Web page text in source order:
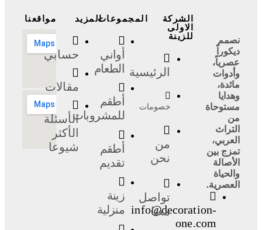
نصمم
ديكوراً
عصرياً،
وأدوات
مائدة،
وهدايا
مستوحاة
من
التراث
العربي،
تمزج بين
الأصالة
والحياة
العصرية.
info@decoration-
one.com
مواقعنا
الشركة
الاولى
للزينة
الرئيسية
خصومات
من
نحن
تواصل
معنا
المجموعات
أواني
الطعام
أطقم
للمشروبات
أطقم
تقديم
زينة
منزلية
المزيد
حسابي
مقالات
الأسئلة
الأكثر
شيوعا